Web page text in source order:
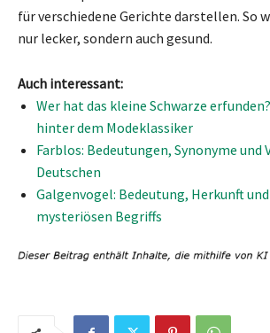
für verschiedene Gerichte darstellen. So
nur lecker, sondern auch gesund.
Auch interessant:
Wer hat das kleine Schwarze
hinter dem Modeklassiker
Farblos: Bedeutungen, Synonyme und
Deutschen
Galgenvogel: Bedeutung, Herkunft
mysteriösen Begriffs